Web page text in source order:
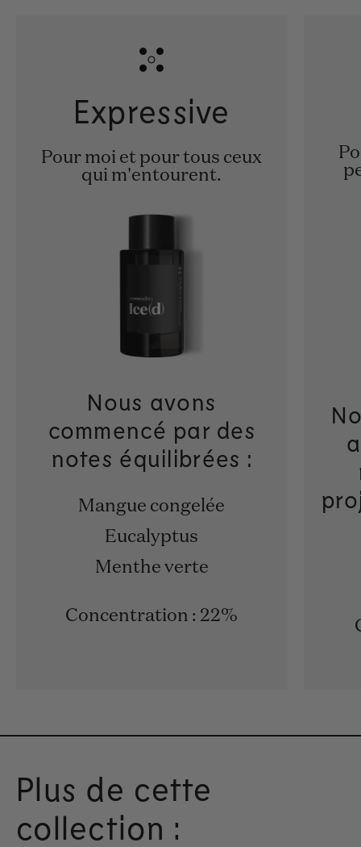
Expressive
Pour moi et pour tous ceux
qui m'entourent.
Nous avons
commencé par des
notes équilibrées :
Mangue congelée
Eucalyptus
Menthe verte
Concentration : 22%
Plus de cette
collection :